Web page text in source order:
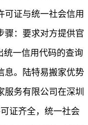
可证与统一社会信用
骤：要求对方提供官
统一信用代码的查询
息。陆特易搬家优势
务有限公司在深圳
证齐全，统一社会